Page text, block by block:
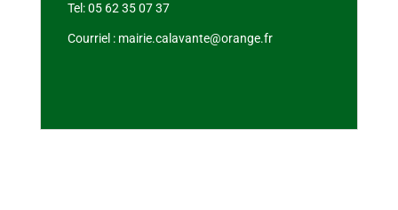
Tel: 05 62 35 07 37
Courriel : mairie.calavante@orange.fr